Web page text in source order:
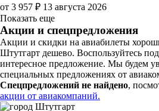
от 3 957 ₽ 13 августа 2026
Показать еще
Акции и спецпредложения
Акции и скидки на авиабилеты
Штутгарт дешево. Воспользуйтесь
интересное предложение. Мы будем
специальных предложениях от
Спецпредложений не найдено,
акции от авиакомпаний.